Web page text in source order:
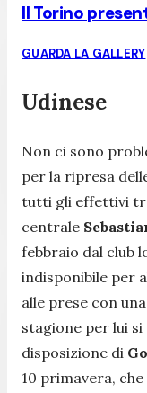
Il Torino
GUARDA LA GALLERY
Udinese
Non ci sono
per la ripresa
tutti gli effettivi
centrale
febbraio dal club
indisponibile per
alle prese con
stagione per lui si
disposizione di
10 primavera,